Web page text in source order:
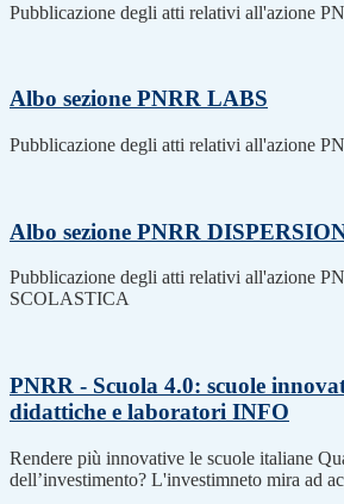
Pubblicazione degli atti relativi all'azione
Albo sezione PNRR LABS
Pubblicazione degli atti relativi all'azione
Albo sezione PNRR
Pubblicazione degli atti relativi all'azione
SCOLASTICA
PNRR - Scuola 4.0: scuole
didattiche e laboratori INFO
Rendere più innovative le scuole italiane
dell’investimento? L'investimneto mira ad